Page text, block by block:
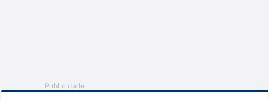
Publicidade